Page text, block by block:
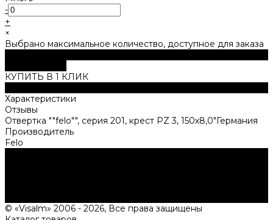
-
+
×
Выбрано максимальное количество, доступное для заказа
КУПИТЬ В 1 КЛИК
Характеристики
Отзывы
Отвертка ""felo"", серия 201, крест PZ 3, 150х8,0"Германия
Производитель
Felo
© «Visalm» 2006 - 2026, Все права защищены